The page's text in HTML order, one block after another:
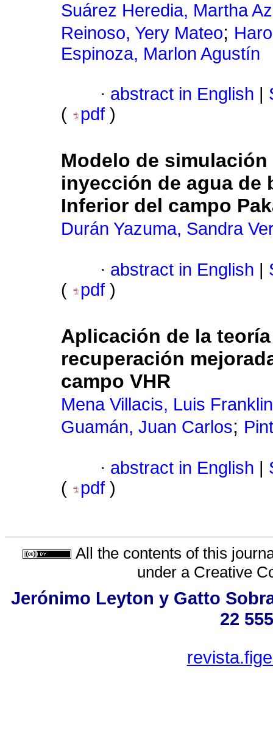
Suárez Heredia, Martha
Reinoso, Yery Mateo;
Espinoza, Marlon Agustín
· abstract in English
(
pdf )
Modelo de
inyección de agua de
Inferior del campo
Durán Yazuma, Sandra
· abstract in English
(
pdf )
Aplicación de la
recuperación
campo VHR
Mena Villacis, Luis Franklin
Guamán, Juan Carlos;
· abstract in English
(
pdf )
All the contents of this
under a Creative
Jerónimo Leyton y Gatto
22